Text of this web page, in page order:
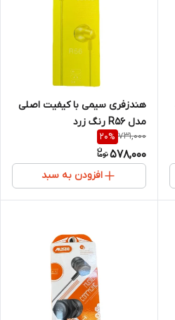
هندزفری سیمی با کیفیت اصلی
مدل R56 رنگ زرد
731,000
20%
578,000
افزودن به سبد